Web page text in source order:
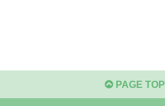
PAGE TOP